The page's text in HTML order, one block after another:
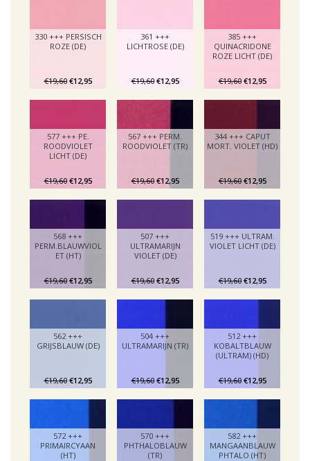
330 +++ PERSISCH
ROZE (DE)
€19,60 €12,95
361 +++
LICHTROSE (DE)
€19,60 €12,95
385 +++
QUINACRIDONE
ROZE LICHT (DE)
€19,60 €12,95
577 +++ PE.
ROODVIOLET
LICHT (DE)
€19,60 €12,95
567 +++ PERM.
ROODVIOLET (TR)
€19,60 €12,95
344 +++ CAPUT
MORT. VIOLET (HD)
€19,60 €12,95
568 +++
PERM.BLAUWVIOL
ET (HT)
€19,60 €12,95
507 +++
ULTRAMARIJN
VIOLET (DE)
€19,60 €12,95
519 +++ ULTRAM.
VIOLET LICHT (DE)
€19,60 €12,95
562 +++
GRIJSBLAUW (DE)
€19,60 €12,95
504 +++
ULTRAMARIJN (TR)
€19,60 €12,95
512 +++
KOBALTBLAUW
(ULTRAM) (HD)
€19,60 €12,95
572 +++
PRIMAIRCYAAN
(HT)
570 +++
PHTHALOBLAUW
(TR)
582 +++
MANGAANBLAUW
PHTALO (HT)